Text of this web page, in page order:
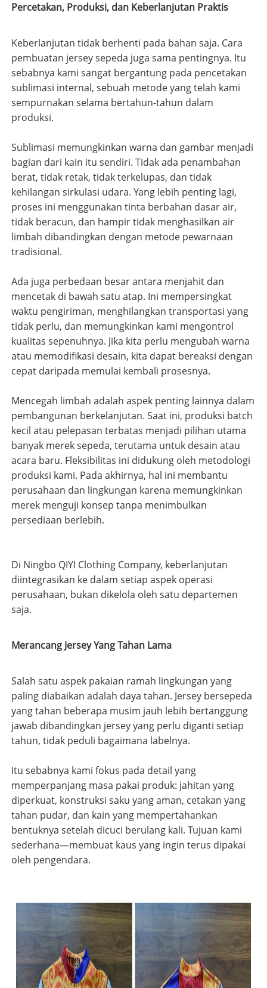
Percetakan, Produksi, dan Keberlanjutan Praktis
Keberlanjutan tidak berhenti pada bahan saja. Cara
pembuatan jersey sepeda juga sama pentingnya. Itu
sebabnya kami sangat bergantung pada pencetakan
sublimasi internal, sebuah metode yang telah kami
sempurnakan selama bertahun-tahun dalam
produksi.
Sublimasi memungkinkan warna dan gambar menjadi
bagian dari kain itu sendiri. Tidak ada penambahan
berat, tidak retak, tidak terkelupas, dan tidak
kehilangan sirkulasi udara. Yang lebih penting lagi,
proses ini menggunakan tinta berbahan dasar air,
tidak beracun, dan hampir tidak menghasilkan air
limbah dibandingkan dengan metode pewarnaan
tradisional.
Ada juga perbedaan besar antara menjahit dan
mencetak di bawah satu atap. Ini mempersingkat
waktu pengiriman, menghilangkan transportasi yang
tidak perlu, dan memungkinkan kami mengontrol
kualitas sepenuhnya. Jika kita perlu mengubah warna
atau memodifikasi desain, kita dapat bereaksi dengan
cepat daripada memulai kembali prosesnya.
Mencegah limbah adalah aspek penting lainnya dalam
pembangunan berkelanjutan. Saat ini, produksi batch
kecil atau pelepasan terbatas menjadi pilihan utama
banyak merek sepeda, terutama untuk desain atau
acara baru. Fleksibilitas ini didukung oleh metodologi
produksi kami. Pada akhirnya, hal ini membantu
perusahaan dan lingkungan karena memungkinkan
merek menguji konsep tanpa menimbulkan
persediaan berlebih.
Di Ningbo QIYI Clothing Company, keberlanjutan
diintegrasikan ke dalam setiap aspek operasi
perusahaan, bukan dikelola oleh satu departemen
saja.
Merancang Jersey Yang Tahan Lama
Salah satu aspek pakaian ramah lingkungan yang
paling diabaikan adalah daya tahan. Jersey bersepeda
yang tahan beberapa musim jauh lebih bertanggung
jawab dibandingkan jersey yang perlu diganti setiap
tahun, tidak peduli bagaimana labelnya.
Itu sebabnya kami fokus pada detail yang
memperpanjang masa pakai produk: jahitan yang
diperkuat, konstruksi saku yang aman, cetakan yang
tahan pudar, dan kain yang mempertahankan
bentuknya setelah dicuci berulang kali. Tujuan kami
sederhana—membuat kaus yang ingin terus dipakai
oleh pengendara.